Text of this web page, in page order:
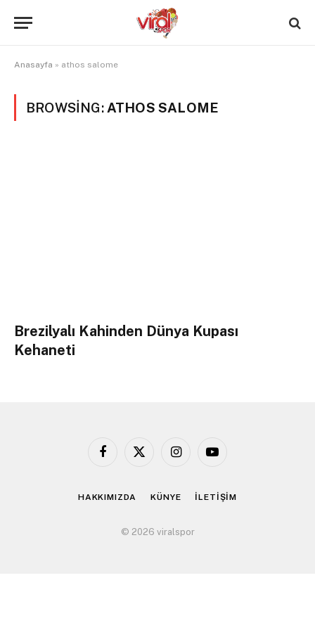
Anasayfa » athos salome
BROWSING: ATHOS SALOME
Brezilyalı Kahinden Dünya Kupası
Kehaneti
Facebook
X
InstagramYouTube
HAKKIMIZDA KÜNYE İLETİŞİM
© 2026 viralspor